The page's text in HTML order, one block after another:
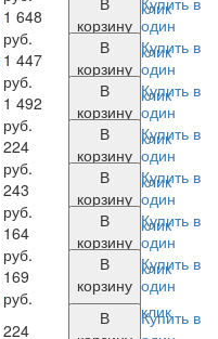
клик
1 648
руб.
корзину один
клик
1 447
руб.
В
корзину
Купить в
один
клик
1 492
руб.
В
корзину
Купить в
один
клик
224
руб.
В
корзину
Купить в
один
клик
243
руб.
В
корзину
Купить в
один
клик
164
руб.
В
корзину
Купить в
один
клик
169
руб.
В
корзину
Купить в
один
клик
224
В
Купить в